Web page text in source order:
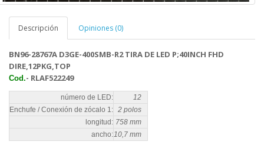
Descripción Opiniones (0)
BN96-28767A D3GE-400SMB-R2 TIRA DE LED P;40INCH FHD
DIRE,12PKG,TOP
Cod.- RLAF522249
número de LED:
12
Enchufe / Conexión de zócalo 1: 2 polos
longitud: 758 mm
ancho:10,7 mm